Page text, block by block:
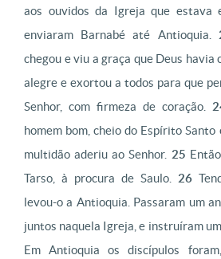
aos ouvidos da Igreja que estava
enviaram Barnabé até Antioquia.
chegou e viu a graça que Deus havia
alegre e exortou a todos para que
Senhor, com firmeza de coração.
homem bom, cheio do Espírito Santo
multidão aderiu ao Senhor. 25
Tarso, à procura de Saulo. 26
levou-o a Antioquia. Passaram um
juntos naquela Igreja, e instruíram
Em Antioquia os discípulos